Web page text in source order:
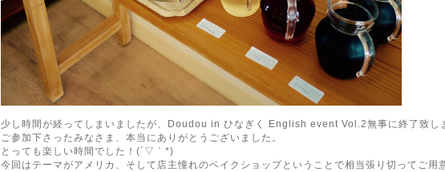
少し時間が経ってしまいましたが、Doudou in ひなぎく English event Vol.2無事に終了致し
ご参加下さったみなさま、本当にありがとうございました。
とっても楽しい時間でした！(´▽｀*)
今回はテーマがアメリカ、そして店主憧れのベイクショップということで相当張り切ってご用